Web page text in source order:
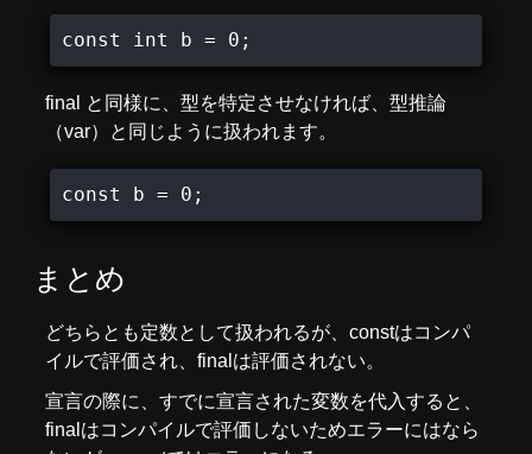
const int b = 0;
final と同様に、型を特定させなければ、型推論
（var）と同じように扱われます。
const b = 0;
まとめ
どちらとも定数として扱われるが、constはコンパ
イルで評価され、finalは評価されない。
宣言の際に、すでに宣言された変数を代入すると、
finalはコンパイルで評価しないためエラーにはなら